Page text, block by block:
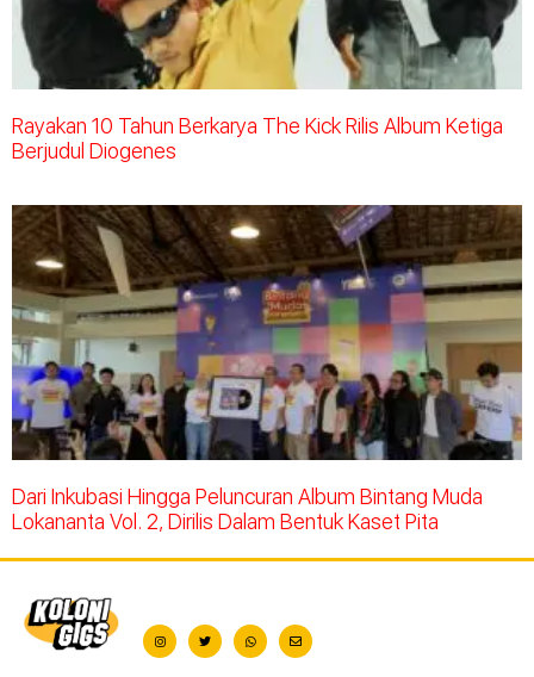
Rayakan 10 Tahun Berkarya The Kick Rilis Album Ketiga
Berjudul Diogenes
Dari Inkubasi Hingga Peluncuran Album Bintang Muda
Lokananta Vol. 2, Dirilis Dalam Bentuk Kaset Pita